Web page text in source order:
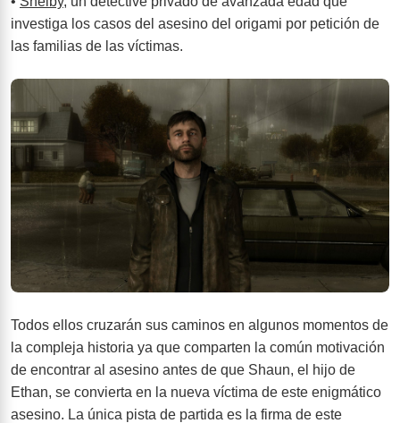
investiga los casos del asesino del origami por petición de
las familias de las víctimas.
Todos ellos cruzarán sus caminos en algunos momentos de
la compleja historia ya que comparten la común motivación
de encontrar al asesino antes de que Shaun, el hijo de
Ethan, se convierta en la nueva víctima de este enigmático
asesino. La única pista de partida es la firma de este